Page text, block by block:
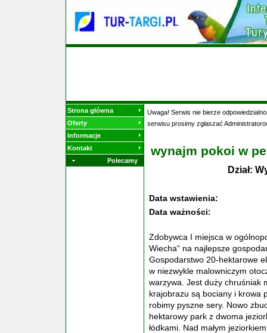
Strona główna
Oferty
Informacje
Kontakt
Polecamy
Uwaga! Serwis nie bierze
serwisu prosimy zgłaszać
wynajm pokoi w
Dział:
Data wstawienia:
Data ważności:
Zdobywca I miejsca w
Wiecha“ na najlepsze
Gospodarstwo 20-hektarowe
w niezwykle malowniczym
warzywa. Jest duży chruśniak
krajobrazu są bociany i krowa
robimy pyszne sery. Nowo
hektarowy park z dwoma
łódkami. Nad małym